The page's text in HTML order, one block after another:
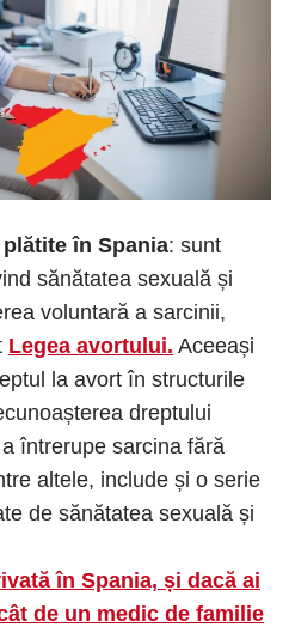
în Spania: sunt
sănătatea sexuală și
voluntară a sarcinii,
Legea avortului. Aceeași
la avort în structurile
dreptului
întrerupe sarcina fără
altele, include și o serie
de sănătatea sexuală și
în Spania, și dacă ai
de un medic de familie